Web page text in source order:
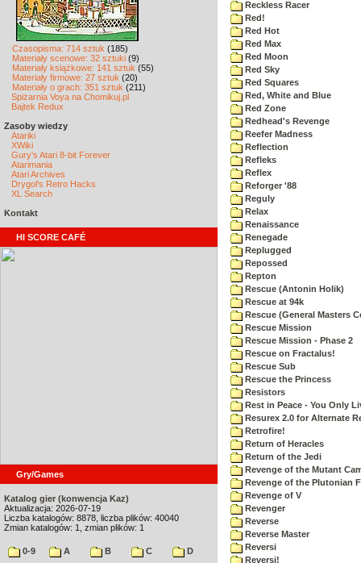
Czasopisma: 714 sztuk (185)
Materiały scenowe: 32 sztuki (9)
Materiały książkowe: 141 sztuk (55)
Materiały firmowe: 27 sztuk (20)
Materiały o grach: 351 sztuk (211)
Spiżarnia Voya na Chomikuj.pl
Bajtek Redux
Zasoby wiedzy
Atariki
XWiki
Gury's Atari 8-bit Forever
Atarimania
Atari Archives
Drygol's Retro Hacks
XL Search
Kontakt
HI SCORE CAFÉ
Gry/Games
Katalog gier (konwencja Kaz)
Aktualizacja: 2026-07-19
Liczba katalogów: 8878, liczba plików: 40040
Zmian katalogów: 1, zmian plików: 1
0-9 A B C
D
Reckless Racer
Red!
Red Hot
Red Max
Red Moon
Red Sky
Red Squares
Red, White and Blue
Red Zone
Redhead's Revenge
Reefer Madness
Reflection
Refleks
Reflex
Reforger '88
Reguly
Relax
Renaissance
Renegade
Replugged
Repossed
Repton
Rescue (Antonin Holik)
Rescue at 94k
Rescue (General Masters
Rescue Mission
Rescue Mission - Phase 2
Rescue on Fractalus!
Rescue Sub
Rescue the Princess
Resistors
Rest in Peace - You Only
Resurex 2.0 for Alternate
Retrofire!
Return of Heracles
Return of the Jedi
Revenge of the Mutant
Revenge of the Plutonian
Revenge of V
Revenger
Reverse
Reverse Master
Reversi
Reversi!